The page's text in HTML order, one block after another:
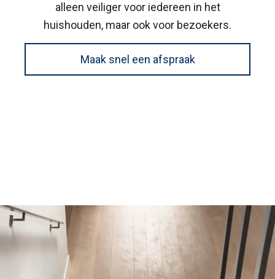
alleen veiliger voor iedereen in het
huishouden, maar ook voor bezoekers.
Maak snel een afspraak